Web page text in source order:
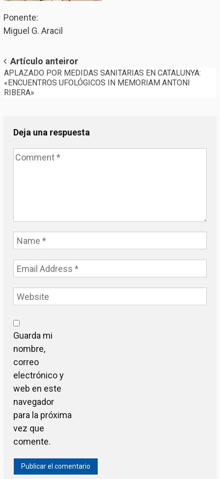
Ponente:
Miguel G. Aracil
Post
navigation
Artículo anteiror
APLAZADO POR MEDIDAS SANITARIAS EN CATALUNYA:
«ENCUENTROS UFOLÓGICOS IN MEMORIAM ANTONI
RIBERA»
Deja una respuesta
Guarda mi
nombre,
correo
electrónico y
web en este
navegador
para la próxima
vez que
comente.